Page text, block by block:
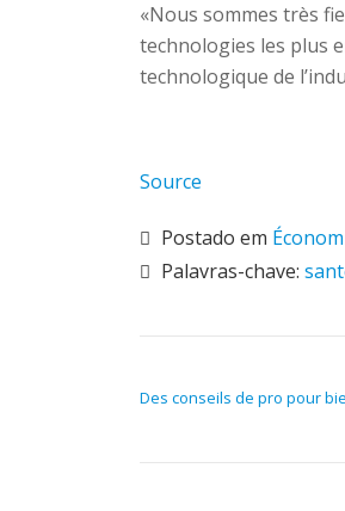
«Nous sommes très
technologies les plus
technologique de
Source
Postado em
Palavras-chave:
Des conseils de pro pour